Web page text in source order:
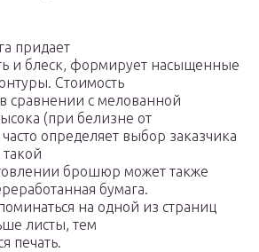
придает
и блеск, формирует насыщенные
Стоимость
сравнении с мелованной
(при белизне от
определяет выбор заказчика
брошюр может также
бумага.
на одной из страниц
листы, тем
печать.